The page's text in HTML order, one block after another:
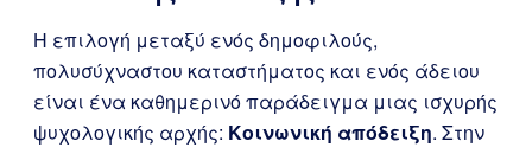
Η επιλογή μεταξύ ενός δημοφιλούς,
πολυσύχναστου καταστήματος και ενός άδειου
είναι ένα καθημερινό παράδειγμα μιας ισχυρής
ψυχολογικής αρχής: Κοινωνική απόδειξη. Στην